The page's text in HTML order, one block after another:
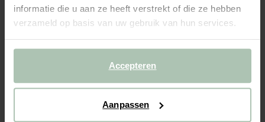
informatie die u aan ze heeft verstrekt of die ze hebben
verzameld op basis van uw gebruik van hun services.
Accepteren
Aanpassen
Snelle levering
mouwen, een ronde hals, ribboorden, verlaagde schouders